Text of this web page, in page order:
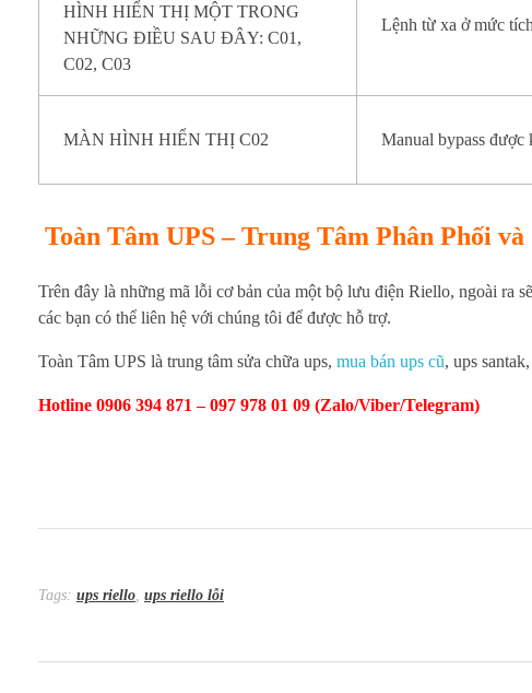
HÌNH HIỂN THỊ MỘT TRONG
NHỮNG ĐIỀU SAU ĐÂY: C01,
C02, C03
Lệnh từ xa ở mức
MÀN HÌNH HIỂN THỊ C02 Manual bypass được
Toàn Tâm UPS – Trung Tâm Phân Phối
Trên đây là những mã lỗi cơ bản của một bộ lưu điện Riello, ngoài ra
các bạn có thể liên hệ với chúng tôi để được hỗ trợ.
Toàn Tâm UPS là trung tâm sửa chữa ups, mua bán ups cũ, ups
Hotline 0906 394 871 – 097 978 01 09 (Zalo/Viber/Telegram)
Tags: ups riello, ups riello lỗi